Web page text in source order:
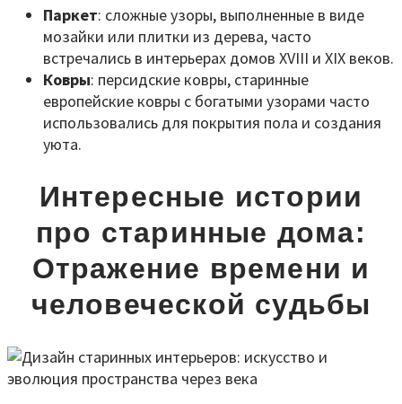
Паркет: сложные узоры, выполненные в виде
мозайки или плитки из дерева, часто
встречались в интерьерах домов XVIII и XIX веков.
Ковры: персидские ковры, старинные
европейские ковры с богатыми узорами часто
использовались для покрытия пола и создания
уюта.
Интересные истории
про старинные дома:
Отражение времени и
человеческой судьбы